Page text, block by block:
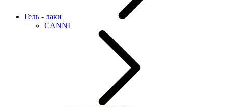
Гель - лаки
CANNI